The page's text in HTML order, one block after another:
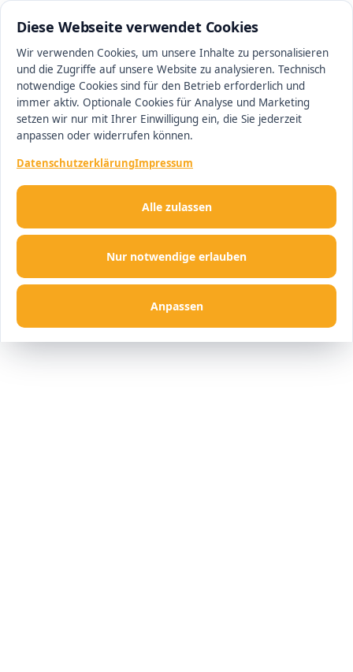
Diese Webseite verwendet Cookies
Wir verwenden Cookies, um unsere Inhalte zu personalisieren
und die Zugriffe auf unsere Website zu analysieren. Technisch
notwendige Cookies sind für den Betrieb erforderlich und
immer aktiv. Optionale Cookies für Analyse und Marketing
setzen wir nur mit Ihrer Einwilligung ein, die Sie jederzeit
anpassen oder widerrufen können.
DatenschutzerklärungImpressum
Nur notwendige erlauben
Anpassen
Alle zulassen